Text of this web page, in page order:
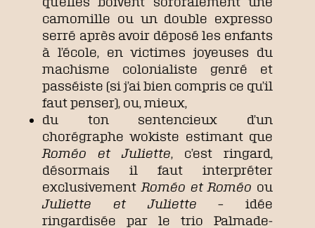
camomille ou un double expresso
serré après avoir déposé les enfants
à l’école, en victimes joyeuses du
machisme colonialiste genré et
passéiste (si j’ai bien compris ce qu’il
faut penser), ou, mieux,
du ton sentencieux d’un
chorégraphe wokiste estimant que
Roméo et Juliette, c’est ringard,
désormais il faut interpréter
exclusivement Roméo et Roméo ou
Juliette et Juliette – idée
ringardisée par le trio Palmade-